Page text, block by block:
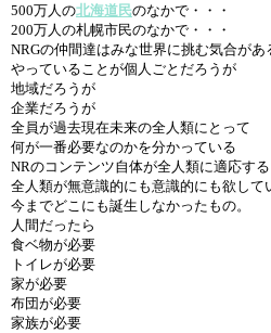
500万人の北海道民のなかで・・・
200万人の札幌市民のなかで・・・
NRGの仲間達はみな世界に挑む気合があ
やっていることが個人ごとだろうが
地域だろうが
企業だろうが
全員が過去現在未来の全人類にとって
何が一番必要なのかを分かっている
NRのコンテンツ自体が全人類に適応す
全人類が無意識的にも意識的にも欲して
今までどこにも誕生しなかったもの。
人間だったら
食ベ物が必要
トイレが必要
家が必要
布団が必要
家族が必要